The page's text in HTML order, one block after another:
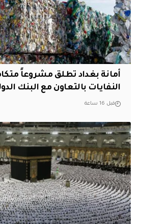
أمانة بغداد تطلق مشروعاً
النفايات بالتعاون مع البنك
قبل 16 ساعة